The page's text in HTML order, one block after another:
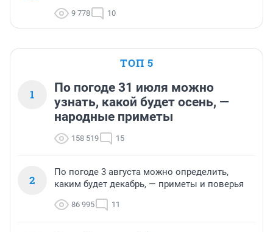
9 778 10
ТОП 5
1
По погоде 31 июля можно
узнать, какой будет осень, —
народные приметы
158 519 15
2
По погоде 3 августа можно определить,
каким будет декабрь, — приметы и поверья
86 995 11